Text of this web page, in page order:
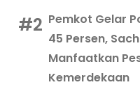
#2 Pemkot Gelar
45 Persen,
Manfaatkan
Kemerdekaan